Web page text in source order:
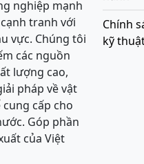
nghiệp mạnh
tranh với
vực. Chúng tôi
các nguồn
lượng cao,
pháp về vật
cấp cho
Góp phần
của Việt
Chính
kỹ